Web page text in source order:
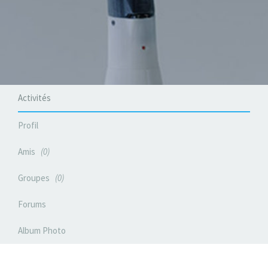
Activités
Profil
Amis 0
Groupes 0
Forums
Album Photo